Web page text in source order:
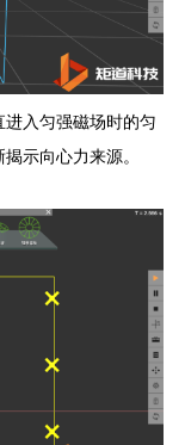
进入匀强磁场时的匀
示向心力来源。